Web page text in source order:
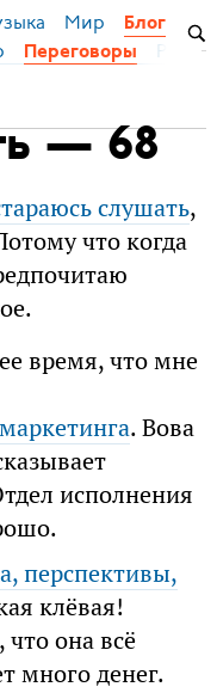
Мир
Блог
Переговоры
— 68
слушать,
что когда
время, что мне
. Вова
исполнения
перспективы,
клёвая!
она всё
много денег.